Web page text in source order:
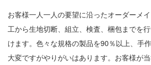
お客様一人一人の要望に沿ったオーダーメ
工から生地切断、組立、検査、梱包までを
けます。色々な規格の製品を90％以上、手
大変ですがやりがいはあります。お客様が